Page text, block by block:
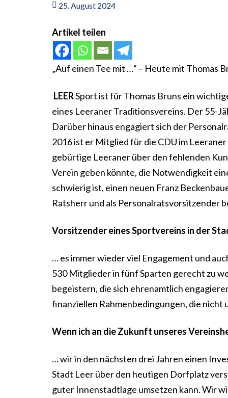
25. August 2024
Artikel teilen
„Auf einen Tee mit …“ – Heute mit Thomas
LEERSport ist für Thomas Bruns ein
eines Leeraner Traditionsvereins. Der 55-
Darüber hinaus engagiert sich der
2016 ist er Mitglied für die CDU im
gebürtige Leeraner über den fehlenden
Verein geben könnte, die Notwendigkeit
schwierig ist, einen neuen Franz
Ratsherr und als Personalratsvorsitzender
Vorsitzender eines Sportvereins in der
… es immer wieder viel Engagement und
530 Mitglieder in fünf Sparten gerecht zu
begeistern, die sich ehrenamtlich
finanziellen Rahmenbedingungen, die
Wenn ich an die Zukunft unseres
… wir in den nächsten drei Jahren einen
Stadt Leer über den heutigen Dorfplatz
guter Innenstadtlage umsetzen kann. Wir